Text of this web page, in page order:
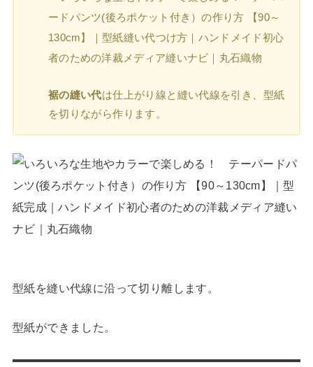
裾の縫い代は仕上がり線と縫い代線を引き、型紙
を切りながら作ります。
型紙を縫い代線に沿って切り離します。
型紙ができました。